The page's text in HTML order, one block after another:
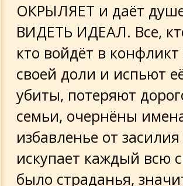
ОКРЫЛЯЕТ и даёт
ВИДЕТЬ ИДЕАЛ. Все,
кто войдёт в
своей доли и испьют
убиты, потеряют
семьи, очернёны
избавленье от
искупает каждый всю
было страданья,